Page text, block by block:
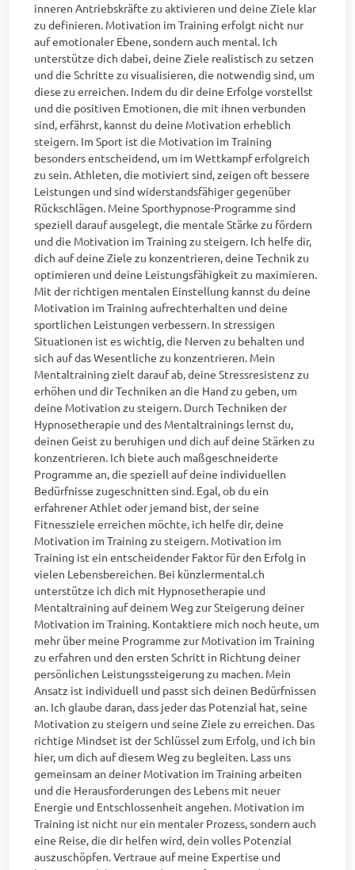
inneren Antriebskräfte zu aktivieren und deine Ziele klar
zu definieren. Motivation im Training erfolgt nicht nur
auf emotionaler Ebene, sondern auch mental. Ich
unterstütze dich dabei, deine Ziele realistisch zu setzen
und die Schritte zu visualisieren, die notwendig sind, um
diese zu erreichen. Indem du dir deine Erfolge vorstellst
und die positiven Emotionen, die mit ihnen verbunden
sind, erfährst, kannst du deine Motivation erheblich
steigern. Im Sport ist die Motivation im Training
besonders entscheidend, um im Wettkampf erfolgreich
zu sein. Athleten, die motiviert sind, zeigen oft bessere
Leistungen und sind widerstandsfähiger gegenüber
Rückschlägen. Meine Sporthypnose-Programme sind
speziell darauf ausgelegt, die mentale Stärke zu fördern
und die Motivation im Training zu steigern. Ich helfe dir,
dich auf deine Ziele zu konzentrieren, deine Technik zu
optimieren und deine Leistungsfähigkeit zu maximieren.
Mit der richtigen mentalen Einstellung kannst du deine
Motivation im Training aufrechterhalten und deine
sportlichen Leistungen verbessern. In stressigen
Situationen ist es wichtig, die Nerven zu behalten und
sich auf das Wesentliche zu konzentrieren. Mein
Mentaltraining zielt darauf ab, deine Stressresistenz zu
erhöhen und dir Techniken an die Hand zu geben, um
deine Motivation zu steigern. Durch Techniken der
Hypnosetherapie und des Mentaltrainings lernst du,
deinen Geist zu beruhigen und dich auf deine Stärken zu
konzentrieren. Ich biete auch maßgeschneiderte
Programme an, die speziell auf deine individuellen
Bedürfnisse zugeschnitten sind. Egal, ob du ein
erfahrener Athlet oder jemand bist, der seine
Fitnessziele erreichen möchte, ich helfe dir, deine
Motivation im Training zu steigern. Motivation im
Training ist ein entscheidender Faktor für den Erfolg in
vielen Lebensbereichen. Bei künzlermental.ch
unterstütze ich dich mit Hypnosetherapie und
Mentaltraining auf deinem Weg zur Steigerung deiner
Motivation im Training. Kontaktiere mich noch heute, um
mehr über meine Programme zur Motivation im Training
zu erfahren und den ersten Schritt in Richtung deiner
persönlichen Leistungssteigerung zu machen. Mein
Ansatz ist individuell und passt sich deinen Bedürfnissen
an. Ich glaube daran, dass jeder das Potenzial hat, seine
Motivation zu steigern und seine Ziele zu erreichen. Das
richtige Mindset ist der Schlüssel zum Erfolg, und ich bin
hier, um dich auf diesem Weg zu begleiten. Lass uns
gemeinsam an deiner Motivation im Training arbeiten
und die Herausforderungen des Lebens mit neuer
Energie und Entschlossenheit angehen. Motivation im
Training ist nicht nur ein mentaler Prozess, sondern auch
eine Reise, die dir helfen wird, dein volles Potenzial
auszuschöpfen. Vertraue auf meine Expertise und